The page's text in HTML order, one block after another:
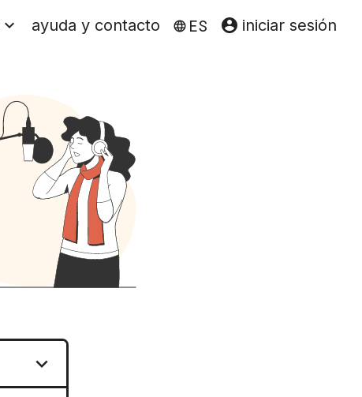
 ayuda y contacto  ES  iniciar sesión
